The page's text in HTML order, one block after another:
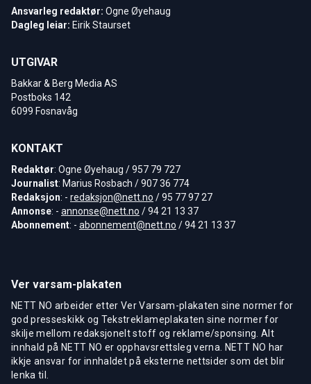
Ansvarleg redaktør: Ogne Øyehaug
Dagleg leiar: Eirik Staurset
UTGIVAR
Bakkar & Berg Media AS
Postboks 142
6099 Fosnavåg
KONTAKT
Redaktør: Ogne Øyehaug / 957 79 727
Journalist: Marius Rosbach / 907 36 774
Redaksjon: - redaksjon@nett.no / 95 77 97 27
Annonse: - annonse@nett.no / 94 21 13 37
Abonnement: - abonnement@nett.no / 94 21 13 37
Ver varsam-plakaten
NETT NO arbeider etter Ver Varsam-plakaten sine normer for
god presseskikk og Tekstreklameplakaten sine normer for
skilje mellom redaksjonelt stoff og reklame/sponsing. Alt
innhald på NETT NO er opphavsrettsleg verna. NETT NO har
ikkje ansvar for innhaldet på eksterne nettsider som det blir
lenka til.